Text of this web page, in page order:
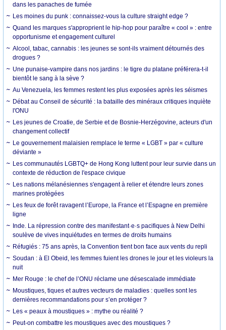
dans les panaches de fumée
Les moines du punk : connaissez-vous la culture straight edge ?
Quand les marques s'approprient le hip-hop pour paraître « cool » : entre
opportunisme et engagement culturel
Alcool, tabac, cannabis : les jeunes se sont-ils vraiment détournés des
drogues ?
Une punaise-vampire dans nos jardins : le tigre du platane préférera-t-il
bientôt le sang à la sève ?
Au Venezuela, les femmes restent les plus exposées après les séismes
Débat au Conseil de sécurité : la bataille des minéraux critiques inquiète
l'ONU
Les jeunes de Croatie, de Serbie et de Bosnie-Herzégovine, acteurs d'un
changement collectif
Le gouvernement malaisien remplace le terme « LGBT » par « culture
déviante »
Les communautés LGBTQ+ de Hong Kong luttent pour leur survie dans un
contexte de réduction de l'espace civique
Les nations mélanésiennes s'engagent à relier et étendre leurs zones
marines protégées
Les feux de forêt ravagent l’Europe, la France et l’Espagne en première
ligne
Inde. La répression contre des manifestant·e·s pacifiques à New Delhi
soulève de vives inquiétudes en termes de droits humains
Réfugiés : 75 ans après, la Convention tient bon face aux vents du repli
Soudan : à El Obeid, les femmes fuient les drones le jour et les violeurs la
nuit
Mer Rouge : le chef de l’ONU réclame une désescalade immédiate
Moustiques, tiques et autres vecteurs de maladies : quelles sont les
dernières recommandations pour s’en protéger ?
Les « peaux à moustiques » : mythe ou réalité ?
Peut-on combattre les moustiques avec des moustiques ?